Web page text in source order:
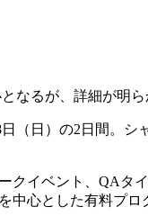
なるが、詳細が明ら
（日）の2日間。
クイベント、QAタ
中心とした有料プロ